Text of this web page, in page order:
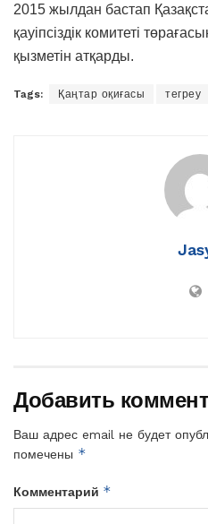
2015 жылдан бастап
қауіпсіздік комитеті
қызметін атқарды.
Tags: Қаңтар оқиғасы тегреу
Добавить
Ваш адрес email не будет
помечены *
Комментарий *